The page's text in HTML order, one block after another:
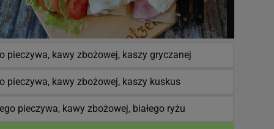
pieczywa, kawy zbożowej, kaszy gryczanej
pieczywa, kawy zbożowej, kaszy kuskus
pieczywa, kawy zbożowej, białego ryżu